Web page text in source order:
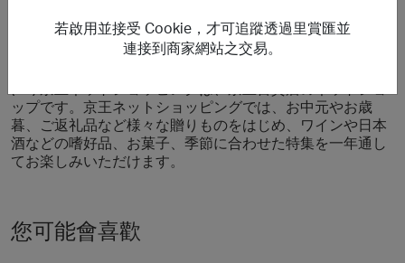
關於 Keio Net Shopping
ップです。京王ネットショッピングでは、お中元やお歳
暮、ご返礼品など様々な贈りものをはじめ、ワインや日本
酒などの嗜好品、お菓子、季節に合わせた特集を一年通し
てお楽しみいただけます。
您可能會喜歡
若啟用並接受 Cookie，才可追蹤透過里賞匯並
連接到商家網站之交易。